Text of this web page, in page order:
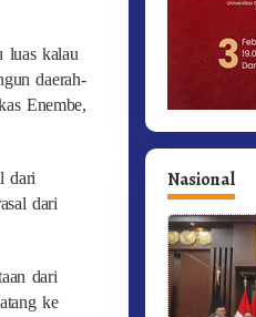
luas kalau
daerah-
Enembe,
dari
dari
dari
ke
Nasional